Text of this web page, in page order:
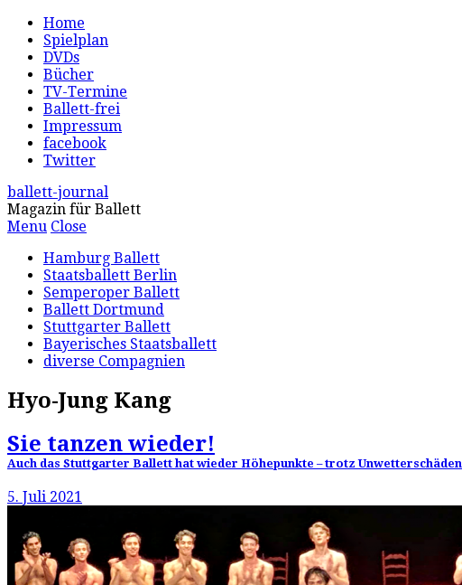
Home
Spielplan
DVDs
Bücher
TV-Termine
Ballett-frei
Impressum
facebook
Twitter
ballett-journal
Magazin für Ballett
Menu Close
Hamburg Ballett
Staatsballett Berlin
Semperoper Ballett
Ballett Dortmund
Stuttgarter Ballett
Bayerisches Staatsballett
diverse Compagnien
Hyo-Jung Kang
Sie tanzen wieder!
Auch das Stuttgarter Ballett hat wieder Höhepunkte – trotz Unwetterschäden
5. Juli 2021